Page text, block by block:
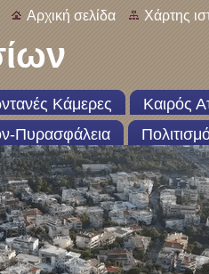
Αρχική σελίδα Χάρτης
Κάμερες Καιρός
Πυρασφάλεια